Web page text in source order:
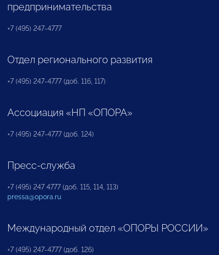
предпринимательства
+7 (495) 247-4777
Отдел регионального развития
+7 (495) 247-4777 (доб. 116, 117)
Ассоциация «НП «ОПОРА»
+7 (495) 247-4777 (доб. 124)
Пресс-служба
+7 (495) 247 4777 (доб. 115, 114, 113)
pressa@opora.ru
Международный отдел «ОПОРЫ РОССИИ»
+7 (495) 247-4777 (доб. 126)